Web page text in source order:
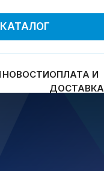
КАТАЛОГ
НОВОСТИОПЛАТА И
ДОСТАВКА